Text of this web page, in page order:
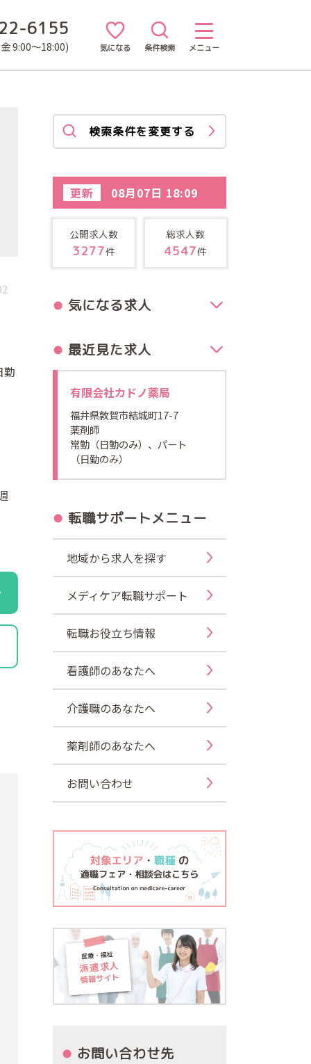
6155
9:00～18:00) 気になる 条件検索 メニュー
勤
検索条件を変更する
更新 08月07日 18:09
公開求人数
3277件
総求人数
4547件
気になる求人
最近見た求人
有限会社カドノ薬局
福井県敦賀市結城町17-7
薬剤師
常勤（日勤のみ）、パート
（日勤のみ）
転職サポートメニュー
地域から求人を探す
メディケア転職サポート
転職お役立ち情報
看護師のあなたへ
介護職のあなたへ
薬剤師のあなたへ
お問い合わせ
お問い合わせ先